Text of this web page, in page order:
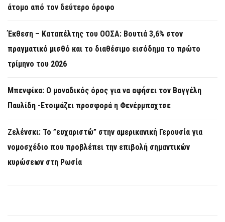
άτομο από τον δεύτερο όροφο
Έκθεση – Καταπέλτης του ΟΟΣΑ: Βουτιά 3,6% στον
πραγματικό μισθό και το διαθέσιμο εισόδημα το πρώτο
τρίμηνο του 2026
Μπενφίκα: Ο μοναδικός όρος για να αφήσει τον Βαγγέλη
Παυλίδη -Ετοιμάζει προσφορά η Φενέρμπαχτσε
Ζελένσκι: Το ”ευχαριστώ” στην αμερικανική Γερουσία για
νομοσχέδιο που προβλέπει την επιβολή σημαντικών
κυρώσεων στη Ρωσία